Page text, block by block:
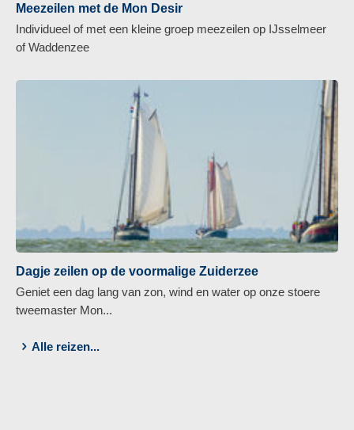
Alle reizen...
Meezeilen met de Mon Desir
Individueel of met een kleine groep meezeilen op IJsselmeer
of Waddenzee
Dagje zeilen op de voormalige Zuiderzee
Geniet een dag lang van zon, wind en water op onze stoere
tweemaster Mon...